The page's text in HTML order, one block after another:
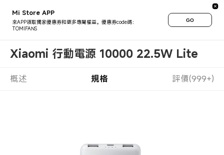
Mi Store APP
來APP領取獨家優惠券和更多專屬權益。優惠券code碼：
TOMIFANS
GO
Xiaomi 行動電源 10000 22.5W Lite
概述 規格 評價(999+)